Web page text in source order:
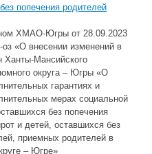
попечения родителей
ХМАО-Югры от 28.09.2023
«О внесении изменений в
Ханты-Мансийского
округа – Югры «О
гарантиях и
мерах социальной
без попечения
и детей, оставшихся без
приемных родителей в
– Югре»